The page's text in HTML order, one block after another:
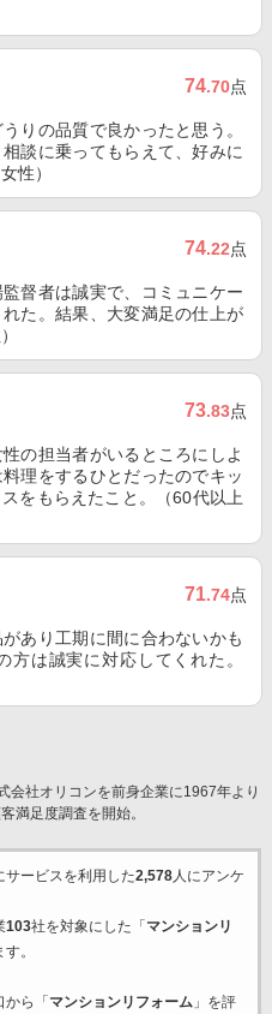
74.70点
りの品質で良かったと思う。
談に乗ってもらえて、好みに
性）
74.22点
督者は誠実で、コミュニケー
た。結果、大変満足の仕上が
73.83点
の担当者がいるところにしよ
理をするひとだったのでキッ
をもらえたこと。（60代以上
71.74点
あり工期に間に合わないかも
方は誠実に対応してくれた。
会社オリコンを前身企業に1967年より
満足度調査を開始。
サービスを利用した2,578人にアンケ
103社を対象にした「 マンションリ
。
ら「 マンションリフォーム」を評